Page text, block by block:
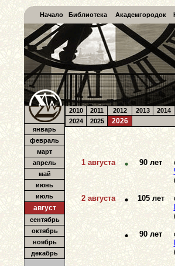
Начало Библиотека Академгородок
январь
февраль
март
апрель
май
июнь
июль
август
сентябрь
октябрь
ноябрь
декабрь
2010 2011 2012 2013
2014
2024
2025 2026
1 августа • 90 лет
2 августа • 105 лет
• 90 лет